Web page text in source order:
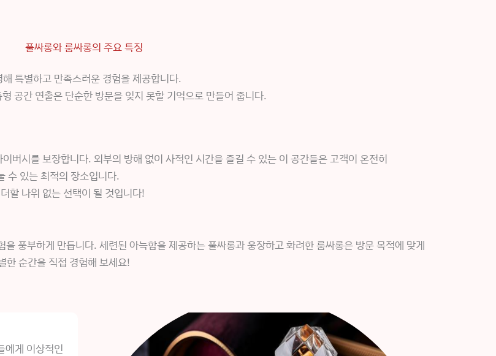
풀싸롱와 룸싸롱의 주요 특징
특별하고 만족스러운 경험을 제공합니다.
공간 연출은 단순한 방문을 잊지 못할 기억으로 만들어 줍니다.
버시를 보장합니다. 외부의 방해 없이 사적인 시간을 즐길 수 있는 이 공간들은 고객이 온전히
수 있는 최적의 장소입니다.
할 나위 없는 선택이 될 것입니다!
풍부하게 만듭니다. 세련된 아늑함을 제공하는 풀싸롱과 웅장하고 화려한 룸싸롱은 방문 목적에 맞게
한 순간을 직접 경험해 보세요!
에게 이상적인